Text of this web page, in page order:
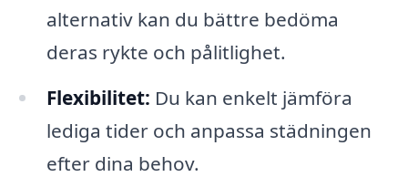
alternativ kan du bättre bedöma
deras rykte och pålitlighet.
Flexibilitet: Du kan enkelt jämföra
lediga tider och anpassa städningen
efter dina behov.